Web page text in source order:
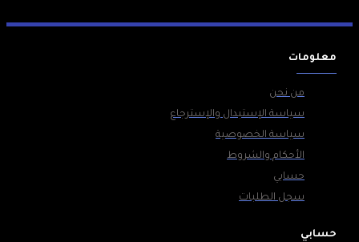
معلومات
من نحن
سياسة الإستبدال والإسترجاع
سياسة الخصوصية
الأحكام والشروط
حسابي
سجل الطلبات
حسابي